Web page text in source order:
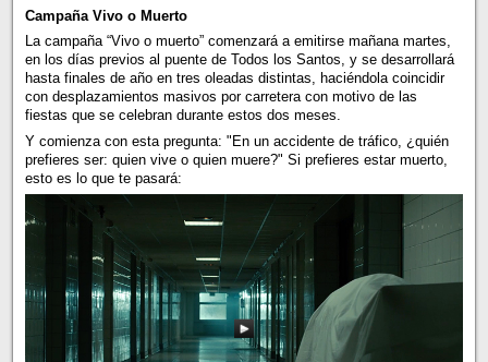
Campaña Vivo o Muerto
La campaña “Vivo o muerto” comenzará a emitirse mañana martes,
en los días previos al puente de Todos los Santos, y se desarrollará
hasta finales de año en tres oleadas distintas, haciéndola coincidir
con desplazamientos masivos por carretera con motivo de las
fiestas que se celebran durante estos dos meses.
Y comienza con esta pregunta: "En un accidente de tráfico, ¿quién
prefieres ser: quien vive o quien muere?" Si prefieres estar muerto,
esto es lo que te pasará: